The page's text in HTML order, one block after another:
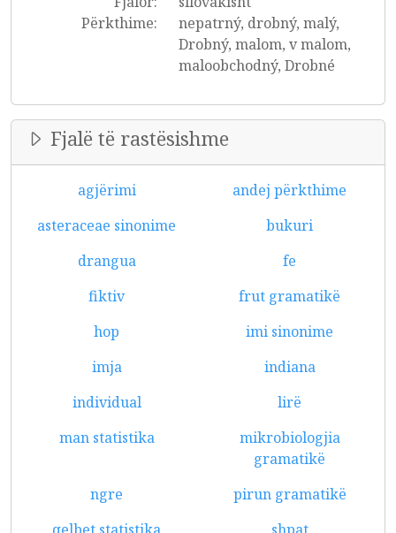
Përkthime:
nepatrný, drobný, malý,
Drobný, malom, v malom,
maloobchodný, Drobné
Fjalë të rastësishme
agjërimi
andej përkthime
asteraceae sinonime
bukuri
drangua
fe
fiktiv
frut gramatikë
hop
imi sinonime
imja
indiana
individual
lirë
man statistika
mikrobiologjia
gramatikë
ngre
pirun gramatikë